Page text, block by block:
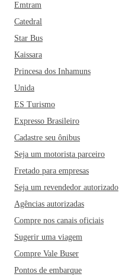
Emtram
Catedral
Star Bus
Kaissara
Princesa dos Inhamuns
Unida
ES Turismo
Expresso Brasileiro
Cadastre seu ônibus
Seja um motorista parceiro
Fretado para empresas
Seja um revendedor autorizado
Agências autorizadas
Compre nos canais oficiais
Sugerir uma viagem
Compre Vale Buser
Pontos de embarque